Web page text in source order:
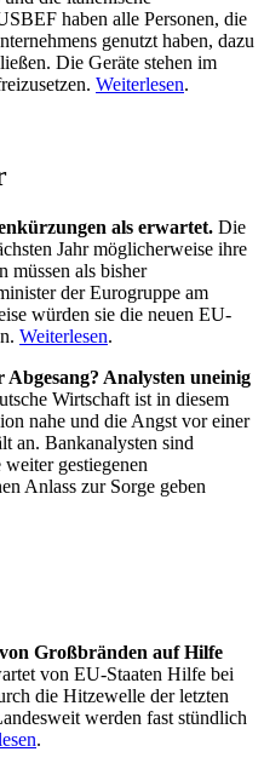
haben alle Personen, die
genutzt haben, dazu
Die Geräte stehen im
Weiterlesen.
als erwartet. Die
Jahr möglicherweise ihre
müssen als bisher
der Eurogruppe am
würden sie die neuen EU-
Weiterlesen.
Analysten uneinig
Wirtschaft ist in diesem
nahe und die Angst vor einer
an. Bankanalysten sind
gestiegenen
Anlass zur Sorge geben
Großbränden auf Hilfe
von EU-Staaten Hilfe bei
die Hitzewelle der letzten
werden fast stündlich
.